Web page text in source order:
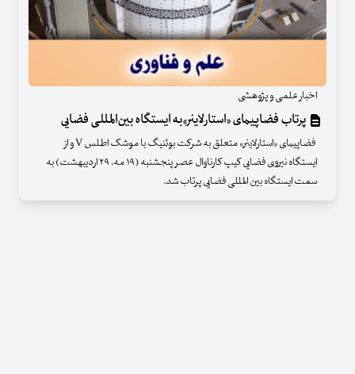
اخبار علمی و پژوهشی
پرتاب فضاپیمای «استارلاینر»به ایستگاه بین‌المللی فضایی
فضاپیمای «استارلاینر» متعلق به شرکت بوئنیگ با موشک اطلس V و از
ایستگاه نیروی فضایی کیپ‌ کارناوال عصر پنجشنبه (۱۹ مه، ۲۹ اردیبهشت) به
سمت ایستگاه بین المللی فضایی پرتاب شد.